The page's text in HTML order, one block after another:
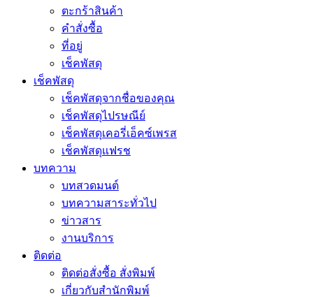
ตะกร้าสินค้า
คำสั่งซื้อ
ที่อยู่
เช็คพัสดุ
เช็คพัสดุ
เช็คพัสดุจากชื่อของคุณ
เช็คพัสดุไปรษณีย์
เช็คพัสดุเคอรี่เอ็คซ์เพรส
เช็คพัสดุแฟรช
บทความ
บทสวดมนต์
บทความสาระทั่วไป
ข่าวสาร
งานบริการ
ติดต่อ
ติดต่อสั่งซื้อ สั่งพิมพ์
เกี่ยวกับสำนักพิมพ์